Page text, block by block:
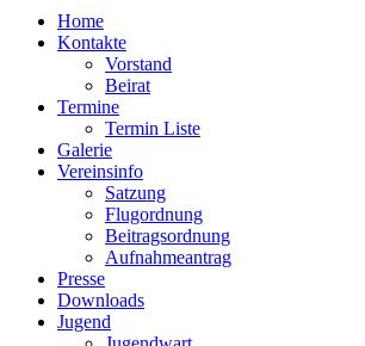
Home
Kontakte
Vorstand
Beirat
Termine
Termin Liste
Galerie
Vereinsinfo
Satzung
Flugordnung
Beitragsordnung
Aufnahmeantrag
Presse
Downloads
Jugend